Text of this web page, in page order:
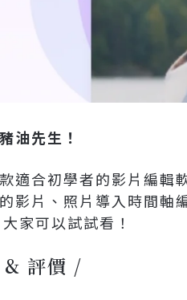
油先生！
適合初學者的影片編輯
影片、照片導入時間軸
大家可以試試看！
& 評價 /